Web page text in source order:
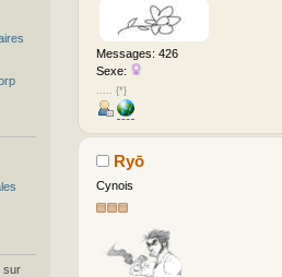
sur
Messages: 426
Sexe:
..... {*}
Ryō
Cynois